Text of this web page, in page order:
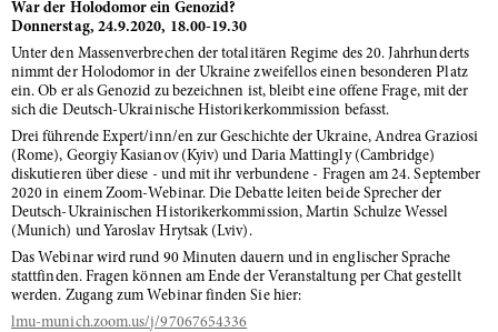
War der Holodomor ein Genozid?
Donnerstag, 24.9.2020, 18.00-19.30
Unter den Massenverbrechen der totalitären Regime des 20. Jahrhunderts
nimmt der Holodomor in der Ukraine zweifellos einen besonderen Platz
ein. Ob er als Genozid zu bezeichnen ist, bleibt eine offene Frage, mit der
sich die Deutsch-Ukrainische Historikerkommission befasst.
Drei führende Expert/inn/en zur Geschichte der Ukraine, Andrea Graziosi
(Rome), Georgiy Kasianov (Kyiv) und Daria Mattingly (Cambridge)
diskutieren über diese - und mit ihr verbundene - Fragen am 24. September
2020 in einem Zoom-Webinar. Die Debatte leiten beide Sprecher der
Deutsch-Ukrainischen Historikerkommission, Martin Schulze Wessel
(Munich) und Yaroslav Hrytsak (Lviv).
Das Webinar wird rund 90 Minuten dauern und in englischer Sprache
stattfinden. Fragen können am Ende der Veranstaltung per Chat gestellt
werden. Zugang zum Webinar finden Sie hier:
lmu-munich.zoom.us/j/97067654336